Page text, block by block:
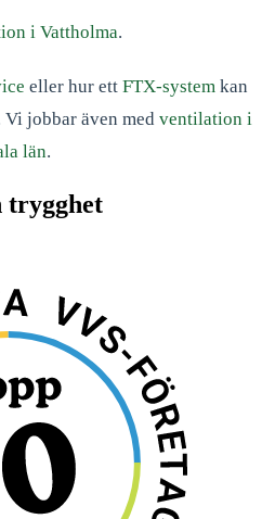
i Vattholma.
eller hur ett FTX-system kan
jobbar även med ventilation i
län.
trygghet